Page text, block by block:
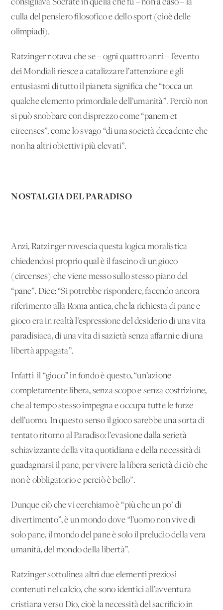
consigliava Socrate in quella che fu – non a caso – la
culla del pensiero filosofico e dello sport (cioè delle
olimpiadi).
Ratzinger notava che se – ogni quattro anni – l’evento
dei Mondiali riesce a catalizzare l’attenzione e gli
entusiasmi di tutto il pianeta significa che “tocca un
qualche elemento primordiale dell’umanità”. Perciò non
si può snobbare con disprezzo come “panem et
circenses”, come lo svago “di una società decadente che
non ha altri obiettivi più elevati”.
NOSTALGIA DEL PARADISO
Anzi, Ratzinger rovescia questa logica moralistica
chiedendosi proprio qual è il fascino di un gioco
(circenses) che viene messo sullo stesso piano del
“pane”. Dice: “Si potrebbe rispondere, facendo ancora
riferimento alla Roma antica, che la richiesta di pane e
gioco era in realtà l’espressione del desiderio di una vita
paradisiaca, di una vita di sazietà senza affanni e di una
libertà appagata”.
Infatti il “gioco” in fondo è questo, “un’azione
completamente libera, senza scopo e senza costrizione,
che al tempo stesso impegna e occupa tutte le forze
dell’uomo. In questo senso il gioco sarebbe una sorta di
tentato ritorno al Paradiso: l’evasione dalla serietà
schiavizzante della vita quotidiana e della necessità di
guadagnarsi il pane, per vivere la libera serietà di ciò che
non è obbligatorio e perciò è bello”.
Dunque ciò che vi cerchiamo è “più che un po’ di
divertimento”, è un mondo dove “l’uomo non vive di
solo pane, il mondo del pane è solo il preludio della vera
umanità, del mondo della libertà”.
Ratzinger sottolinea altri due elementi preziosi
contenuti nel calcio, che sono identici all’avventura
cristiana verso Dio, cioè la necessità del sacrificio in